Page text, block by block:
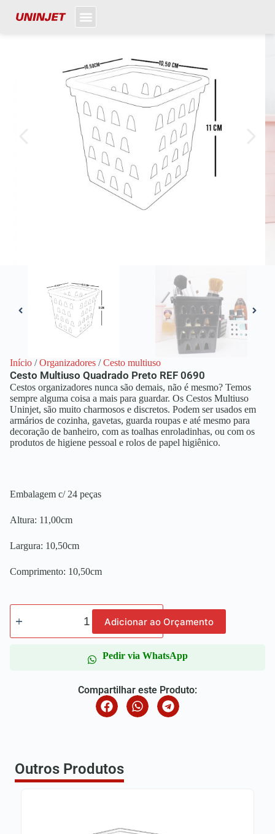
Início /Organizadores /Cesto multiuso
Cesto Multiuso Quadrado Preto REF 0690
Cestos organizadores nunca são demais, não é mesmo? Temos
sempre alguma coisa a mais para guardar. Os Cestos Multiuso
Uninjet, são muito charmosos e discretos. Podem ser usados em
armários de cozinha, gavetas, guarda roupas e até mesmo para
decoração de banheiro, com as toalhas enroladinhas, ou com os
produtos de higiene pessoal e rolos de papel higiênico.
Embalagem c/ 24 peças
Altura: 11,00cm
Largura: 10,50cm
Comprimento: 10,50cm
Adicionar ao Orçamento
Pedir via WhatsApp
Compartilhar este Produto:
Outros Produtos